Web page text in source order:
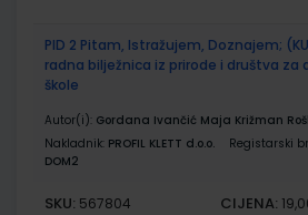
PID 2 Pitam, Istražujem, Doznajem;
radna bilježnica iz prirode i društva za
škole
Autor(i): Gordana Ivančić Maja Križman
Nakladnik: PROFIL KLETT d.o.o. Registarski
DOM2
SKU: 567804 CIJENA: